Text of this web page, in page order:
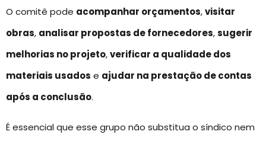
O comitê pode acompanhar orçamentos,visitar
obras, analisar propostas de fornecedores,sugerir
melhorias no projeto,verificar a qualidade dos
materiais usados e ajudar na prestação de contas
após a conclusão.
É essencial que esse grupo não substitua o síndico nem